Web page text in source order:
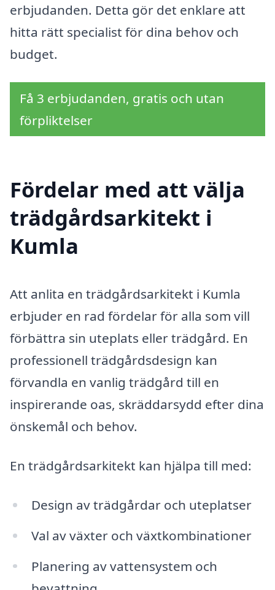
erbjudanden. Detta gör det enklare att
hitta rätt specialist för dina behov och
budget.
Få 3 erbjudanden, gratis och utan
förpliktelser
Fördelar med att välja
trädgårdsarkitekt i
Kumla
Att anlita en trädgårdsarkitekt i Kumla
erbjuder en rad fördelar för alla som vill
förbättra sin uteplats eller trädgård. En
professionell trädgårdsdesign kan
förvandla en vanlig trädgård till en
inspirerande oas, skräddarsydd efter dina
önskemål och behov.
En trädgårdsarkitekt kan hjälpa till med:
Design av trädgårdar och uteplatser
Val av växter och växtkombinationer
Planering av vattensystem och